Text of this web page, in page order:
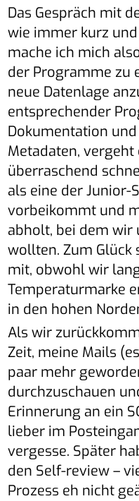
Das Gespräch mit
wie immer kurz
mache ich mich
der Programme zu
neue Datenlage
entsprechender
Dokumentation
Metadaten,
überraschend
als eine der Junior-
vorbeikommt und
abholt, bei dem wir
wollten. Zum Glück
mit, obwohl wir
Temperaturmarke
in den hohen
Als wir
Zeit, meine Mails
paar mehr
durchzuschauen
Erinnerung an ein
lieber im
vergesse. Später
den Self-review –
Prozess eh nicht